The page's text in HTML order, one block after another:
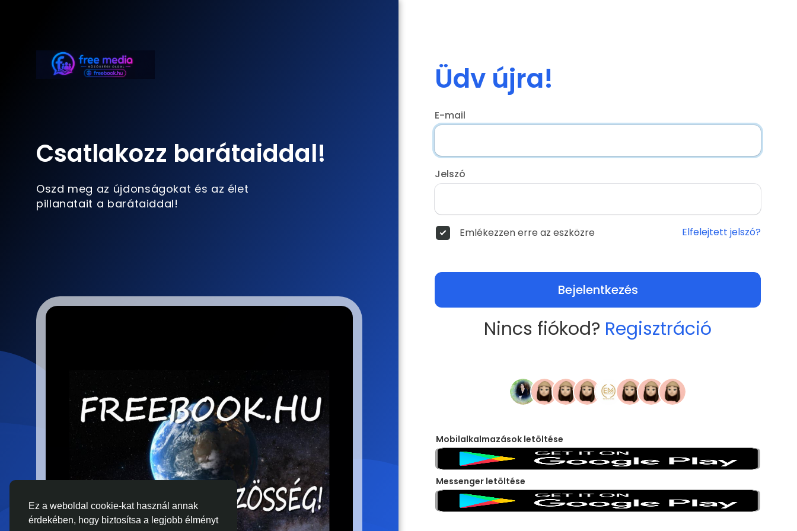
Ez a weboldal cookie-kat használ annak
érdekében, hogy biztosítsa a legjobb élményt
Csatlakozz barátaiddal!
Oszd meg az újdonságokat és az élet
pillanatait a barátaiddal!
Üdv újra!
E-mail
Jelszó
Emlékezzen erre az eszközre Elfelejtett jelszó?
Bejelentkezés
Nincs fiókod? Regisztráció
Mobilalkalmazások letöltése
Messenger letöltése